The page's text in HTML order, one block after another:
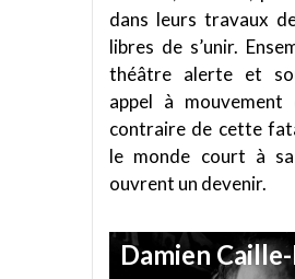
dans leurs travaux
libres de s’unir.
théâtre alerte et
appel à
contraire de cette
le monde court à
ouvrent un devenir.
Damien